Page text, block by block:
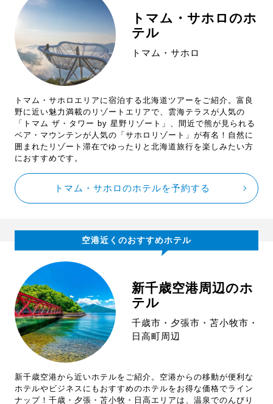
トマム・サホロのホ
テル
トマム・サホロ
トマム・サホロエリアに宿泊する北海道ツアーをご紹介。富良
野に近い魅力満載のリゾートエリアで、雲海テラスが人気の
「トマム ザ・タワー by 星野リゾート」、間近で熊が見られる
ベア・マウンテンが人気の「サホロリゾート」が有名！自然に
囲まれたリゾート滞在でゆったりと北海道旅行を楽しみたい方
におすすめです。
トマム・サホロのホテルを予約する
空港近くのおすすめホテル
新千歳空港周辺のホ
テル
千歳市・夕張市・苫小牧市・
日高町周辺
新千歳空港から近いホテルをご紹介。空港からの移動が便利な
ホテルやビジネスにもおすすめのホテルをお得な価格でライン
ナップ！千歳・夕張・苫小牧・日高エリアは、温泉でのんびり